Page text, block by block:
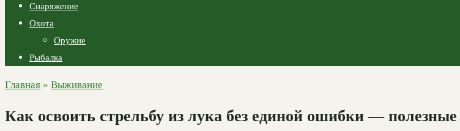
Снаряжение
Охота
Оружие
Рыбалка
Главная » Выживание
Как освоить стрельбу из лука без единой ошибки —